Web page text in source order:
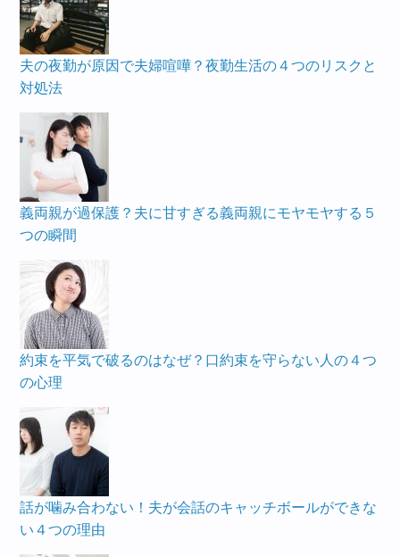
夫の夜勤が原因で夫婦喧嘩？夜勤生活の４つのリスクと
対処法
義両親が過保護？夫に甘すぎる義両親にモヤモヤする５
つの瞬間
約束を平気で破るのはなぜ？口約束を守らない人の４つ
の心理
話が噛み合わない！夫が会話のキャッチボールができな
い４つの理由